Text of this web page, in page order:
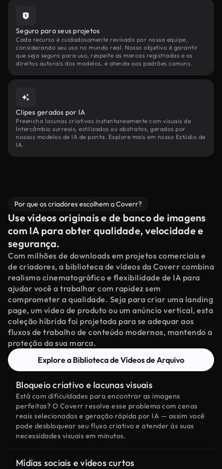
Seguro para seus projetos
Cada recurso é cuidadosamente revisado por nossa equipe,
considerando seu uso no mundo real. Nosso objetivo é garantir
que seja seguro para uso, respeite as marcas registradas e os
direitos autorais dos modelos, e atenda aos padrões comuns.
Clipes gerados por IA
Preencha lacunas criativas instantaneamente com visuais de
Intercâmbio surreais, estilizados ou abstratos, gerados por
nossos modelos de IA de ponta. Explore mais em nosso Estúdio de
IA.
Por que os criadores escolhem a Coverr?
Use vídeos originais e de banco de imagens
com IA para obter qualidade, velocidade e
segurança.
Com milhões de downloads em projetos comerciais e
de criadores, a biblioteca de vídeos da Coverr combina
realismo cinematográfico e flexibilidade de IA para
ajudar você a trabalhar com rapidez sem
comprometer a qualidade. Seja para criar uma landing
page, um vídeo de produto ou um anúncio vertical, esta
coleção híbrida foi projetada para se adequar aos
fluxos de trabalho de conteúdo modernos, mantendo a
proteção da sua marca.
Explore a Biblioteca de Vídeos de Arquivo
Bloqueio criativo e lacunas visuais
Está com dificuldades para encontrar as imagens
perfeitas? O Coverr resolve esse problema com cenas
reais selecionadas e geração rápida por IA — assim você
pode desbloquear seu fluxo criativo e atender às suas
necessidades visuais em minutos.
Mídias sociais e vídeos curtos